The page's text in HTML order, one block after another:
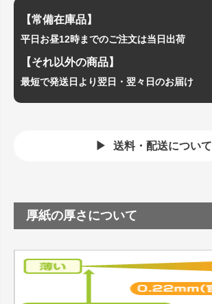
【常備在庫品】
平日お昼12時までのご注文は当日出荷
【それ以外の商品】
最短で発送日より翌日・翌々日のお届け
送料・配送について
厚紙の厚さについて